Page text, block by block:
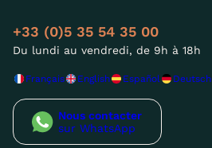
+33 (0)5 35 54 35 00
Du lundi au vendredi, de 9h à 18h
Français English Español Deutsch
Nous contacter
sur WhatsApp